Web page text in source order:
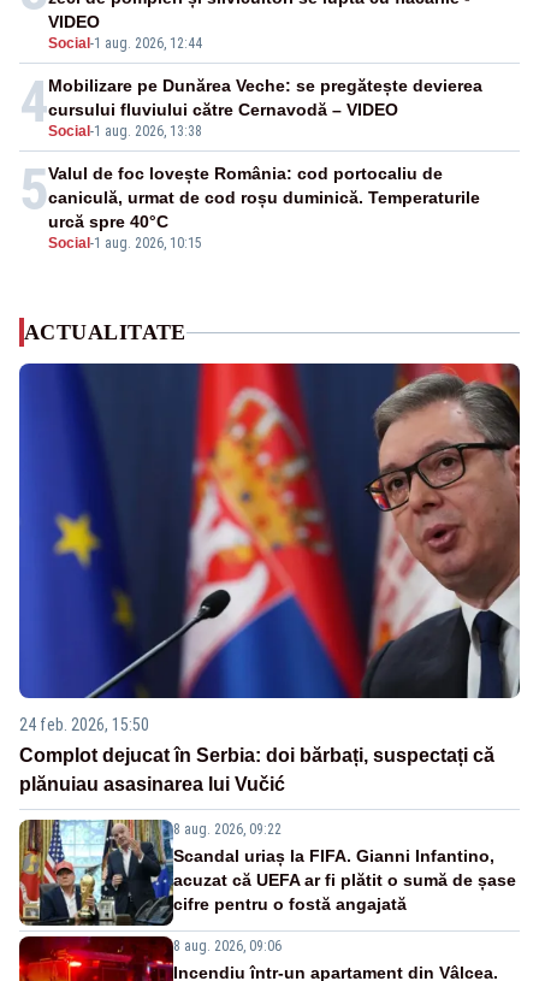
Social -1 aug. 2026, 12:44
VIDEO
4Social -1 aug. 2026, 13:38
Mobilizare pe Dunărea Veche: se pregătește devierea
cursului fluviului către Cernavodă – VIDEO
5
Social -1 aug. 2026, 10:15
Valul de foc lovește România: cod portocaliu de
caniculă, urmat de cod roșu duminică. Temperaturile
urcă spre 40°C
ACTUALITATE
24 feb. 2026, 15:50
Complot dejucat în Serbia: doi bărbați, suspectați că
plănuiau asasinarea lui Vučić
8 aug. 2026, 09:22
Scandal uriaș la FIFA. Gianni Infantino,
acuzat că UEFA ar fi plătit o sumă de șase
cifre pentru o fostă angajată
8 aug. 2026, 09:06
Incendiu într-un apartament din Vâlcea.